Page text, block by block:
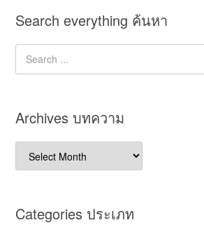
Search everything ค้นหา
Archives บทความ
Archives
บทความ
Categories ประเภท